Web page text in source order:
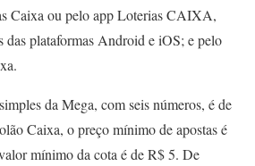
Caixa ou pelo app Loterias CAIXA,
das plataformas Android e iOS; e pelo
da Mega, com seis números, é de
Caixa, o preço mínimo de apostas é
mínimo da cota é de R$ 5. De